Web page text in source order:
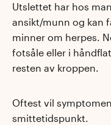
Utslettet har hos
ansikt/munn og kan
minner om herpes.
fotsåle eller i
resten av kroppen.
Oftest vil
smittetidspunkt.